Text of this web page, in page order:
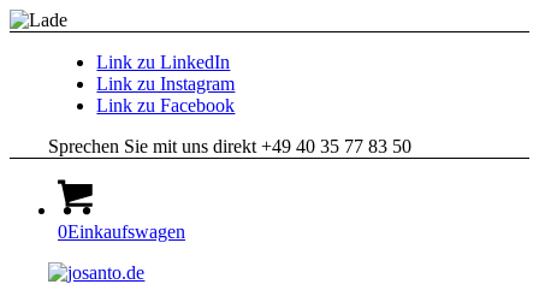
Link zu LinkedIn
Link zu Instagram
Link zu Facebook
Sprechen Sie mit uns direkt +49 40 35 77 83 50
0Einkaufswagen